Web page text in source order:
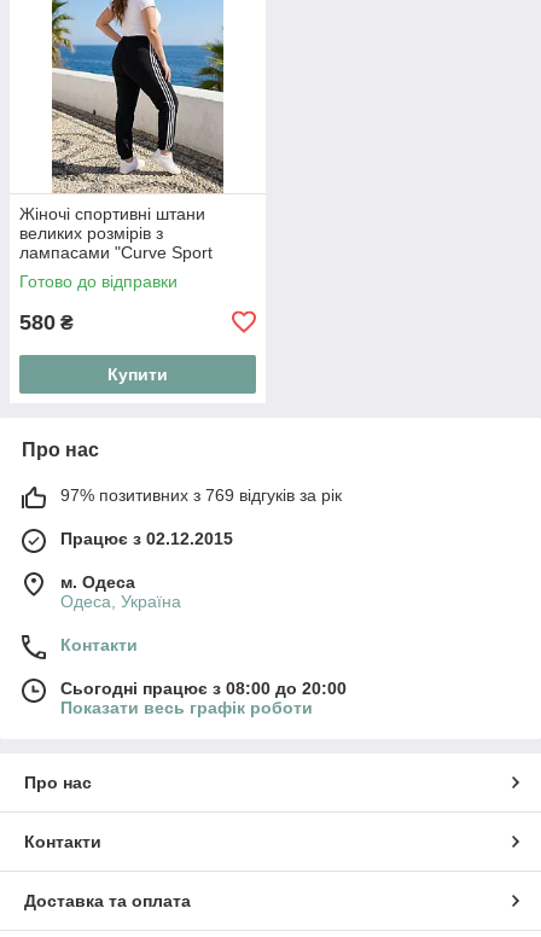
Жіночі спортивні штани
великих розмірів з
лампасами "Curve Sport
Style"
Готово до відправки
580 ₴
Купити
Про нас
97% позитивних з 769 відгуків за рік
Працює з 02.12.2015
м. Одеса
Одеса, Україна
Контакти
Сьогодні працює з 08:00 до 20:00
Показати весь графік роботи
Про нас
Контакти
Доставка та оплата